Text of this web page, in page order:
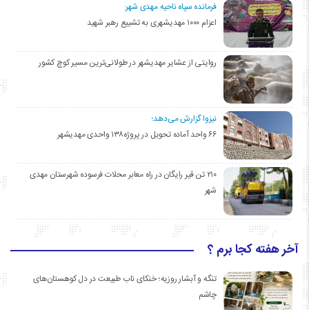
فرمانده سپاه ناحیه مهدی شهر:
اعزام ۱۰۰۰ مهدیشهری به تشییع رهبر شهید
روایتی از عشایر مهدیشهر در طولانی‌ترین مسیر کوچ کشور
نیزوا گزارش می‌دهد؛
۶۶ واحد آماده تحویل در پروژه۱۳۸ واحدی مهدیشهر
۲۱۰ تن قیر رایگان در راه معابر محلات فرسوده شهرستان مهدی
شهر
آخر هفته کجا برم ؟
تنگه و آبشار روزیه؛ خنکای ناب طبیعت در دل کوهستان‌های
چاشم